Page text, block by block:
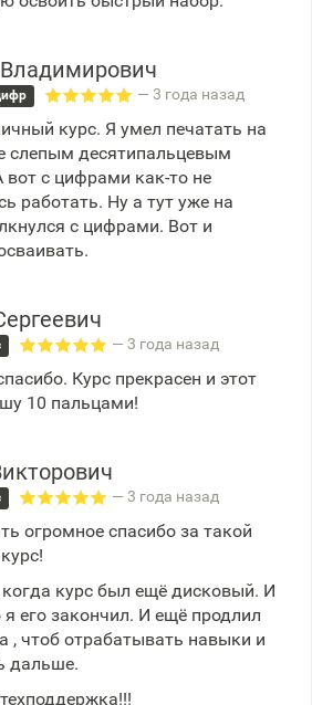
— 3 года назад
курс. Я умел печатать на
слепым десятипальцевым
с цифрами как-то не
работать. Ну а тут уже на
с цифрами. Вот и
— 3 года назад
Курс прекрасен и этот
10 пальцами!
— 3 года назад
огромное спасибо за такой
курс был ещё дисковый. И
я его закончил. И ещё продлил
, чтоб отрабатывать навыки и
дальше.